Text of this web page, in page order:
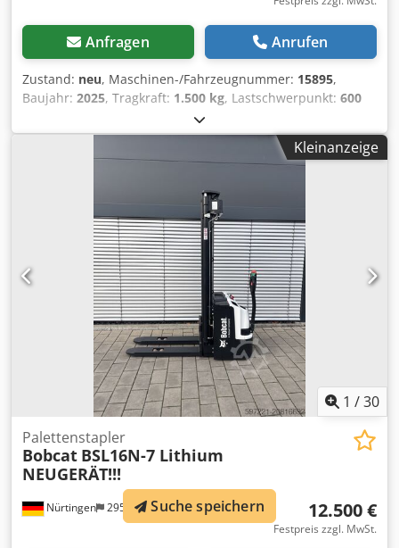
Anfragen Anrufen
Zustand: neu, Maschinen-/Fahrzeugnummer: 15895,
Baujahr: 2025, Tragkraft: 1.500 kg, Lastschwerpunkt: 600
elektrisch, Masttyp:
700 mm, Gabellänge:1.150 mm, Vorderreifengröße:,
Hinterreifengröße:
150 kg, Motortyp:
Kleinanzeige
1 /30
Nürtingen 295 km
Palettenstapler
Bobcat BSL16N-7 Lithium
NEUGERÄT!!!
12.500 €
Festpreis zzgl. MwSt.
Suche speichern